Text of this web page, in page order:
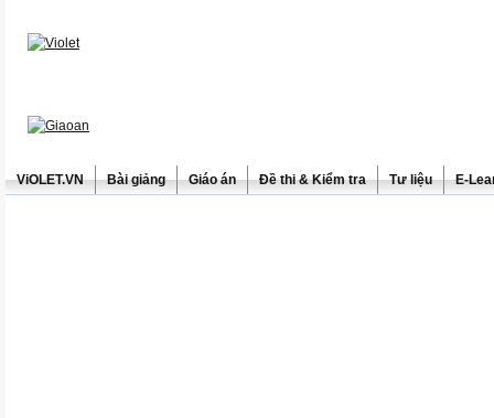
ViOLET.VN Bài giảng Giáo án Đề thi & Kiểm tra Tư liệu E-